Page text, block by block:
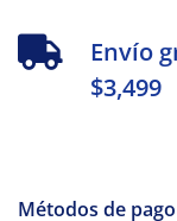
Envío
$3,499
Métodos de pago